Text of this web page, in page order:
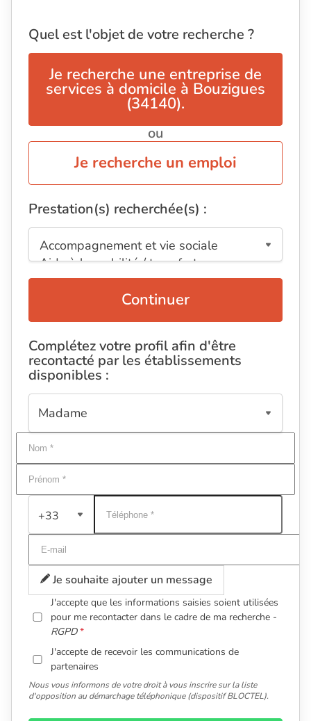
Quel est l'objet de votre recherche ?
Je recherche une entreprise de
services à domicile à Bouzigues
(34140).
ou
Je recherche un emploi
Prestation(s) recherchée(s) :
Continuer
Complétez votre profil afin d'être
recontacté par les établissements
disponibles :
+33
Je souhaite ajouter un message
J'accepte que les informations saisies soient utilisées
pour me recontacter dans le cadre de ma recherche -
RGPD
J'accepte de recevoir les communications de
partenaires
Nous vous informons de votre droit à vous inscrire sur la liste
d'opposition au démarchage téléphonique (dispositif BLOCTEL).